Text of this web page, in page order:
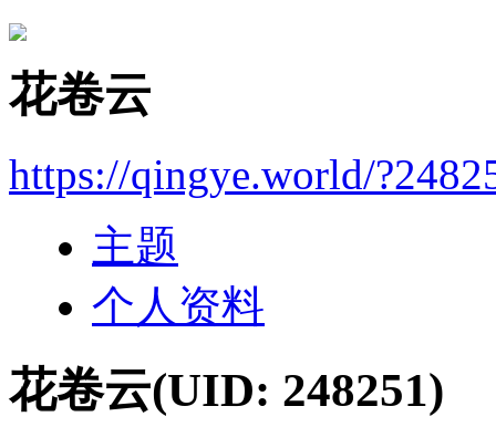
花卷云
https://qingye.world/
主题
个人资料
花卷云(UID: 248251)